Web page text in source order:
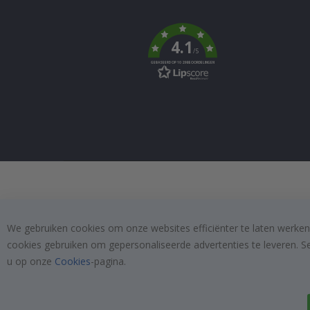
k
4.1/5
GEBASEERD OP 1029 BEOORDELINGEN
We gebruiken cookies om onze websites efficiënter te laten
cookies gebruiken om gepersonaliseerde advertenties te leveren.
u op onze Cookies-pagina.